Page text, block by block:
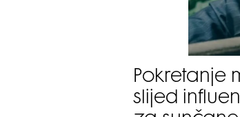
Pokretanje
slijed